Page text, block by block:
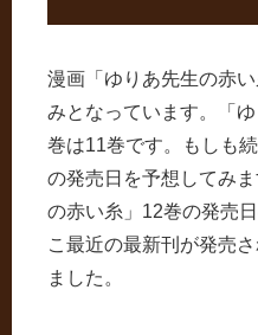
漫画「ゆりあ先生の赤
みとなっています。「
巻は11巻です。もしも
の発売日を予想してみ
の赤い糸」12巻の発売
こ最近の最新刊が発売
ました。